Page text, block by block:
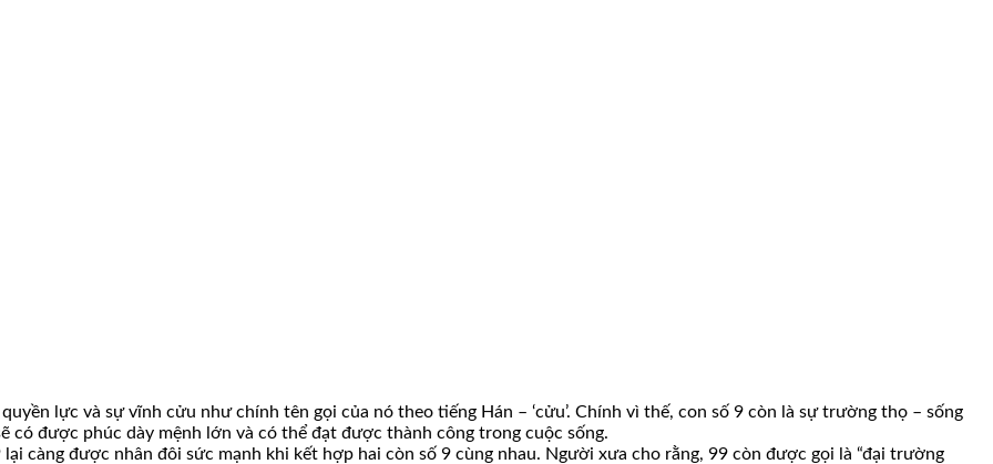
lực và sự vĩnh cửu như chính tên gọi của nó theo tiếng Hán – ‘cửu’. Chính vì thế, con số 9 còn là sự trường thọ – sống
có được phúc dày mệnh lớn và có thể đạt được thành công trong cuộc sống.
càng được nhân đôi sức mạnh khi kết hợp hai còn số 9 cùng nhau. Người xưa cho rằng, 99 còn được gọi là “đại trường